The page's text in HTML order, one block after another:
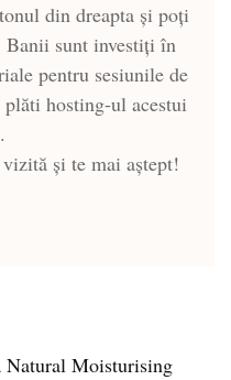
din dreapta și poți
Banii sunt investiți în
pentru sesiunile de
hosting-ul acestui
și te mai aștept!
Natural Moisturising